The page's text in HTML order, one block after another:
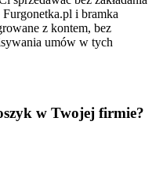
i bramka
z kontem, bez
umów w tych
w Twojej firmie?